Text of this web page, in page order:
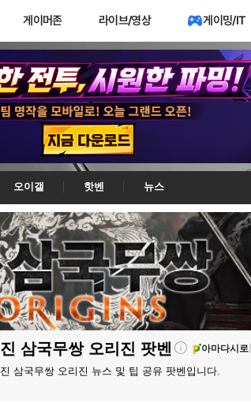
게이머존 라이브/영상 게이밍/IT
오이갤 핫벤
뉴스
진 삼국무쌍 오리진 팟벤 아마다시로
진 삼국무쌍 오리진 뉴스 및 팁 공유 팟벤입니다.